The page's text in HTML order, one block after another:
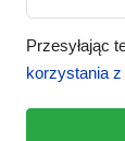
Przesyłając
korzystania